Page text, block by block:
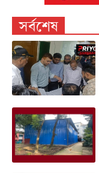
সর্বশেষ